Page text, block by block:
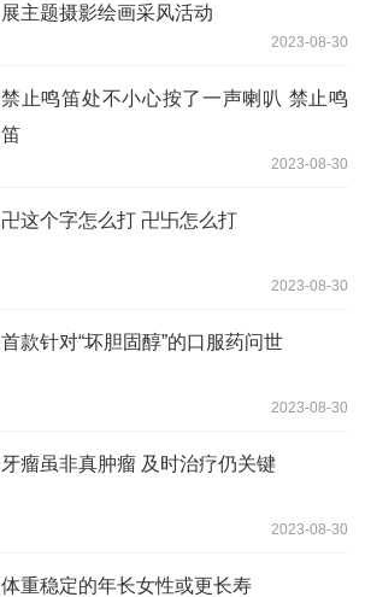
展主题摄影绘画采风活动
2023-08-30
禁止鸣笛处不小心按了一声喇叭 禁止鸣
笛
2023-08-30
卍这个字怎么打 卍卐怎么打
2023-08-30
首款针对“坏胆固醇”的口服药问世
2023-08-30
牙瘤虽非真肿瘤 及时治疗仍关键
2023-08-30
体重稳定的年长女性或更长寿